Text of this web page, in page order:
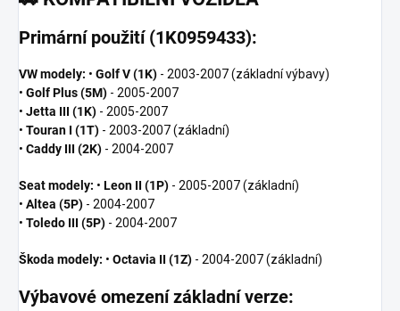
Primární použití (1K0959433):
VW modely: • Golf V (1K) - 2003-2007 (základní výbavy)
• Golf Plus (5M) - 2005-2007
• Jetta III (1K) - 2005-2007
• Touran I (1T) - 2003-2007 (základní)
• Caddy III (2K) - 2004-2007
Seat modely: • Leon II (1P) - 2005-2007 (základní)
• Altea (5P) - 2004-2007
• Toledo III (5P) - 2004-2007
Škoda modely: • Octavia II (1Z) - 2004-2007 (základní)
Výbavové omezení základní verze: